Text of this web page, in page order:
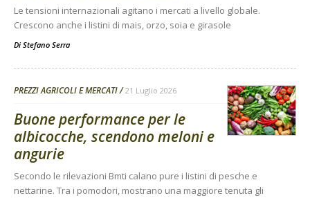
Le tensioni internazionali agitano i mercati a livello globale.
Crescono anche i listini di mais, orzo, soia e girasole
Di Stefano Serra
PREZZI AGRICOLI E MERCATI 21 Luglio 2026
Buone performance per le
albicocche, scendono meloni e
angurie
Secondo le rilevazioni Bmti calano pure i listini di pesche e
nettarine. Tra i pomodori, mostrano una maggiore tenuta gli